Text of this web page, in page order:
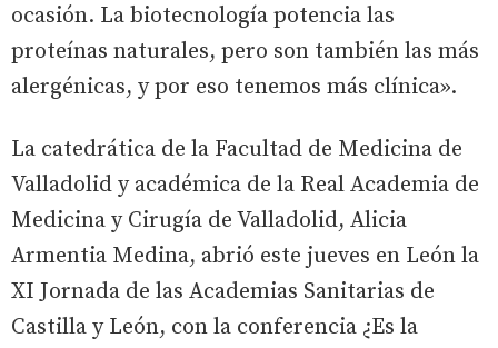
ocasión. La biotecnología potencia las
proteínas naturales, pero son también las más
alergénicas, y por eso tenemos más clínica».
La catedrática de la Facultad de Medicina de
Valladolid y académica de la Real Academia de
Medicina y Cirugía de Valladolid, Alicia
Armentia Medina, abrió este jueves en León la
XI Jornada de las Academias Sanitarias de
Castilla y León, con la conferencia ¿Es la